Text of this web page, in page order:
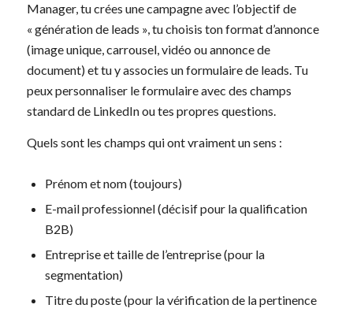
Manager, tu crées une campagne avec l’objectif de
« génération de leads », tu choisis ton format d’annonce
(image unique, carrousel, vidéo ou annonce de
document) et tu y associes un formulaire de leads. Tu
peux personnaliser le formulaire avec des champs
standard de LinkedIn ou tes propres questions.
Quels sont les champs qui ont vraiment un sens :
Prénom et nom (toujours)
E-mail professionnel (décisif pour la qualification
B2B)
Entreprise et taille de l’entreprise (pour la
segmentation)
Titre du poste (pour la vérification de la pertinence